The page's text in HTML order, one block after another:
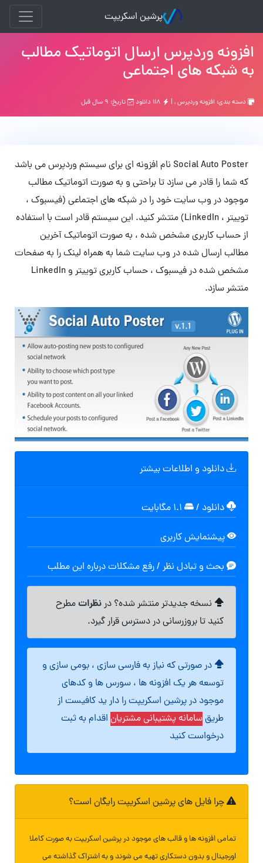
پرشین اسکریپت
افزونه وردپرس ارسال اتوماتیک مطالب
به شبکه های اجتماعی
دسته بندی: افزونه وردپرس, | تاریخ: ۹ سال قبل
Social Auto Poster نام افزونه ای برای سیستم وردپرس می باشد
که شما را قادر می سازد تا براحتی و به صورت اتوماتیک مطالب
موجود در وب سایت خود را در شبکه های اجتماعی (فیسبوک ،
توییتر ، LinkedIn) منتشر کنید. این سیستم قادر است با استفاده
از حساب کاربری مشخص شده ، به صورت اتوماتیک آخرین
مطالب ارسال شده در وب سایت شما به همراه لینک را به صفحات
مشخص شده در فیسبوک ، حساب کاربری توییتر و LinkedIn
منتشر سازد.
دانلود و اطلاعات بیشتر
دانلود /
پیشنمایش کاربری
بحث و تبادل نظر / رفع مشکلات درباره این مطلب
نسخه جدیدتر منتشر شده؟ درنظراتمطرح
کنید تا بروزرسانی در دسترس قرار گیرد.
در صورتی که نیاز به فارسی سازی ، بومی سازی و
توسعه هر یک افزونه ها ، سورس ها و کدهای
موجود در پرشین اسکریپت را دار ید کافیست از
طریقسامانه پشتیبانی مشتریان اقدام به ثبت
درخواست کنید
چرا فایل های پرشین اسکریپت رایگان است؟
تمامی افزونه ها و قالب های موجود در پرشین اسکریپت به صورت کاملا
اورجینال و بدون دستکاری تهیه می شوند و به اشتراک گذاشته می